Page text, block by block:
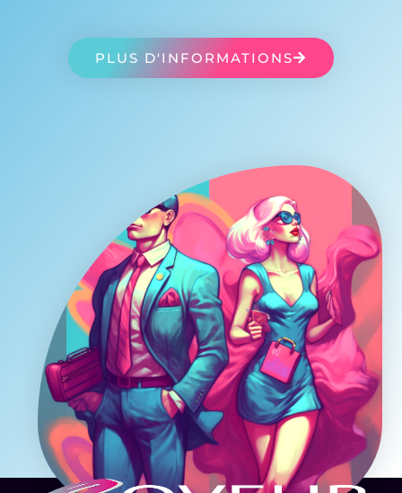
PLUS D'INFORMATIONS